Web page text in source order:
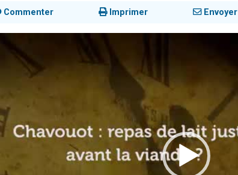
Commenter Imprimer Envoyer